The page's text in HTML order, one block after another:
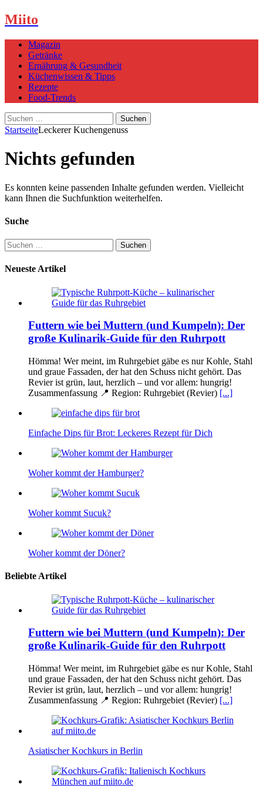
Miito
Magazin
Getränke
Ernährung & Gesundheit
Küchenwissen & Tipps
Rezepte
Food-Trends
Suchen
nach:
StartseiteLeckerer Kuchengenuss
Nichts gefunden
Es konnten keine passenden Inhalte gefunden werden. Vielleicht
kann Ihnen die Suchfunktion weiterhelfen.
Suche
Suchen
nach:
Neueste Artikel
Futtern wie bei Muttern (und Kumpeln): Der
große Kulinarik-Guide für den Ruhrpott
Hömma! Wer meint, im Ruhrgebiet gäbe es nur Kohle, Stahl
und graue Fassaden, der hat den Schuss nicht gehört. Das
Revier ist grün, laut, herzlich – und vor allem: hungrig!
Zusammenfassung 📍 Region: Ruhrgebiet (Revier) [...]
Einfache Dips für Brot: Leckeres Rezept für Dich
Woher kommt der Hamburger?
Woher kommt Sucuk?
Woher kommt der Döner?
Beliebte Artikel
Futtern wie bei Muttern (und Kumpeln): Der
große Kulinarik-Guide für den Ruhrpott
Hömma! Wer meint, im Ruhrgebiet gäbe es nur Kohle, Stahl
und graue Fassaden, der hat den Schuss nicht gehört. Das
Revier ist grün, laut, herzlich – und vor allem: hungrig!
Zusammenfassung 📍 Region: Ruhrgebiet (Revier) [...]
Asiatischer Kochkurs in Berlin